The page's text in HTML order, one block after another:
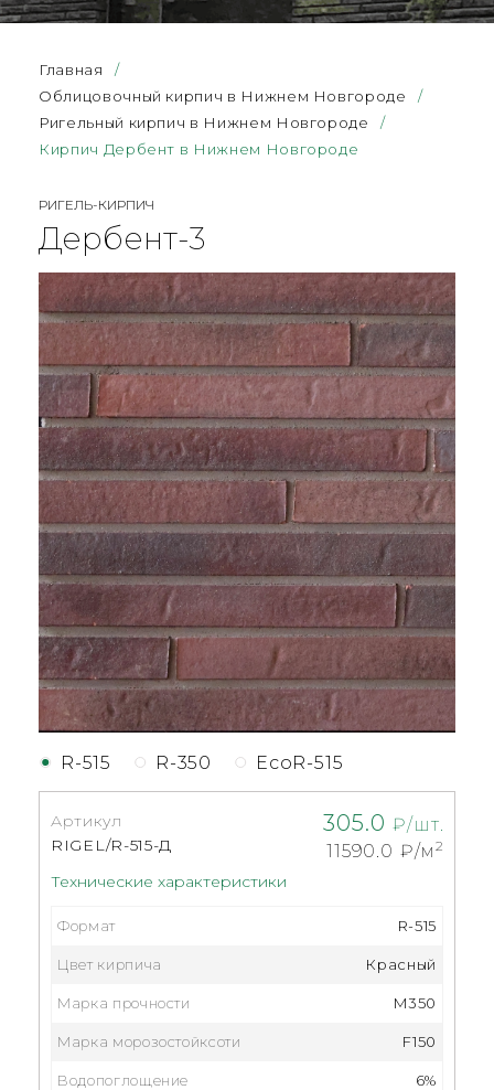
Главная
/
Облицовочный кирпич в Нижнем Новгороде
/
Ригельный кирпич в Нижнем Новгороде
/
Кирпич Дербент в Нижнем Новгороде
РИГЕЛЬ-КИРПИЧ
Дербент-3
305.0 ₽/шт.
11590.0 ₽/м2
R-515 R-350 EcoR-515
Технические характеристики
Артикул
RIGEL/R-515-Д
Формат R-515
Цвет кирпича Красный
Марка прочности M350
Марка морозостойксоти F150
Водопоглощение 6%